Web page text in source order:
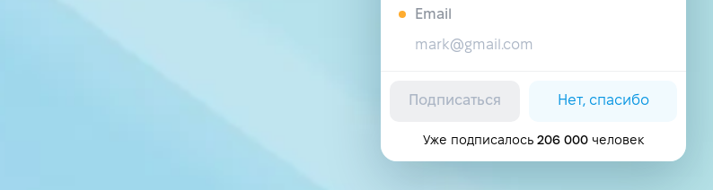
Email
Подписаться Нет, спасибо
Уже подписалось 206 000 человек